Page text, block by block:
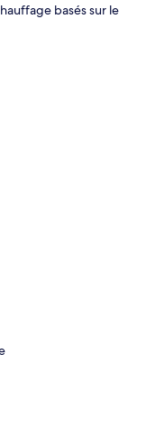
basés sur le